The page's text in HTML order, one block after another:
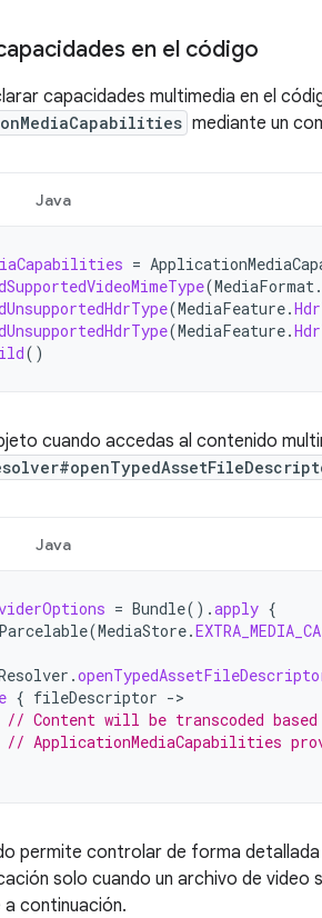
en el código
capacidades multimedia en el
mediante un
Java
=
(MediaFormat.
(MediaFeature.
(MediaFeature.
()
cuando accedas al contenido
Java
= Bundle().apply {
(MediaStore.
.
{ fileDescriptor ->
// Content will be transcoded
// ApplicationMediaCapabilities
permite controlar de forma
solo cuando un archivo de video
continuación.